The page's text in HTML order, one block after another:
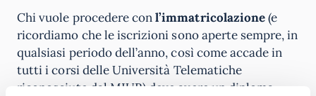
Chi vuole procedere conl’immatricolazione(e
ricordiamo che le iscrizioni sono aperte sempre, in
qualsiasi periodo dell’anno, così come accade in
tutti i corsi delle Università Telematiche
riconosciute dal MIUR) deve avere un diploma